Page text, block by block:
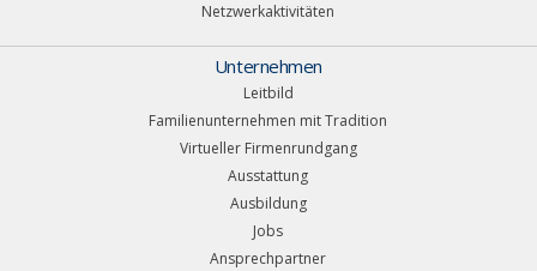
Netzwerkaktivitäten
Unternehmen
Leitbild
Familienunternehmen mit Tradition
Virtueller Firmenrundgang
Ausstattung
Ausbildung
Jobs
Ansprechpartner